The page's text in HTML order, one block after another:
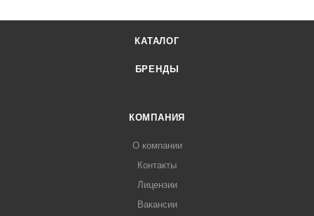
КАТАЛОГ
БРЕНДЫ
КОМПАНИЯ
О компании
Контакты
Лицензии
Вакансии